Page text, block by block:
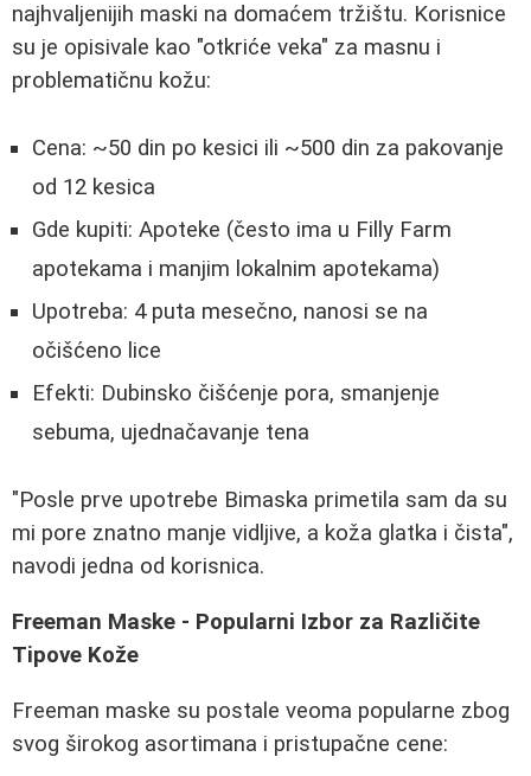
najhvaljenijih maski na domaćem tržištu. Korisnice
su je opisivale kao "otkriće veka" za masnu i
problematičnu kožu:
Cena: ~50 din po kesici ili ~500 din za pakovanje
od 12 kesica
Gde kupiti: Apoteke (često ima u Filly Farm
apotekama i manjim lokalnim apotekama)
Upotreba: 4 puta mesečno, nanosi se na
očišćeno lice
Efekti: Dubinsko čišćenje pora, smanjenje
sebuma, ujednačavanje tena
"Posle prve upotrebe Bimaska primetila sam da su
mi pore znatno manje vidljive, a koža glatka i čista",
navodi jedna od korisnica.
Freeman Maske - Popularni Izbor za Različite
Tipove Kože
Freeman maske su postale veoma popularne zbog
svog širokog asortimana i pristupačne cene: